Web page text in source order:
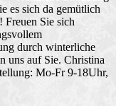
es sich da gemütlich
Freuen Sie sich
durch winterliche
uns auf Sie. Christina
Mo-Fr 9-18Uhr,